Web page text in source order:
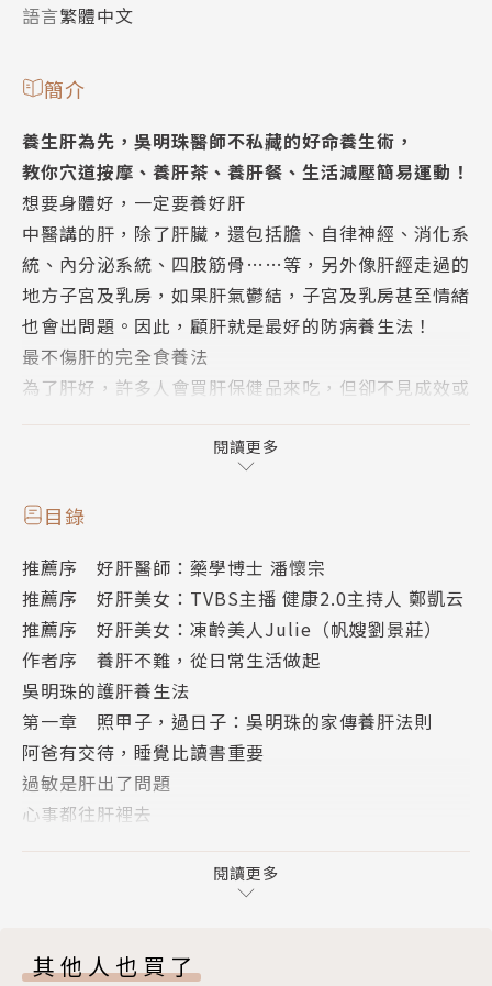
語言繁體中文
簡介
養生肝為先，吳明珠醫師不私藏的好命養生術，
教你穴道按摩、養肝茶、養肝餐、生活減壓簡易運動！
想要身體好，一定要養好肝
中醫講的肝，除了肝臟，還包括膽、自律神經、消化系
統、內分泌系統、四肢筋骨……等，另外像肝經走過的
地方子宮及乳房，如果肝氣鬱結，子宮及乳房甚至情緒
也會出問題。因此，顧肝就是最好的防病養生法！
最不傷肝的完全食養法
為了肝好，許多人會買肝保健品來吃，但卻不見成效或
自己專屬的護肝養生法，運用食藥同源的「完全食養」
方式，輔以肝區穴道按摩、簡易瑜珈運動、呼吸法來調
養，還有吳醫師不複雜的排毒生活提案，減輕肝的負
精選養肝茶──玫瑰解悶茶（消鬱排毒，活血養顏）
玫瑰消除疲勞、補血氣，紅棗護肝、增強免疫力。
精選養肝湯──牛蒡煨烏骨雞湯（男女性福，滋陰補
陽）
烏骨雞具豐富蛋白質，補肝腎氣，牛蒡天然保養。
精選養肝穴──太衝穴（消肝火，舒緩鬱悶）
太衝穴位於人體足厥肝經上，是肝經的原穴，按壓太衝
穴時若特別疼痛，表示自己長期處於鬱悶心情。
精選減壓運動──腹式呼吸法（促進肝經運行）
行，能夠平緩情緒，安撫心情。藉著吐納的呼吸方法，
特色1、吳明珠醫師身體力行護肝法
閱讀更多
目錄
推薦序 好肝醫師：藥學博士 潘懷宗
推薦序 好肝美女：TVBS主播 健康2.0主持人 鄭凱云
推薦序 好肝美女：凍齡美人Julie（帆嫂劉景莊）
作者序 養肝不難，從日常生活做起
吳明珠的護肝養生法
第一章 照甲子，過日子：吳明珠的家傳養肝法則
阿爸有交待，睡覺比讀書重要
過敏是肝出了問題
心事都往肝裡去
第二章 五臟要安，肝必先安：肝好顧全身
肝為先天之本
閱讀更多
其他人也買了